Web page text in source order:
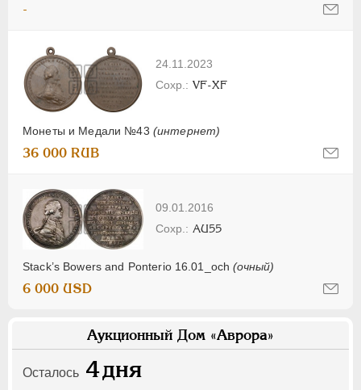
-
24.11.2023
Монеты и Медали №43 (интернет)
VF-XF
36 000 RUB
09.01.2016
Stack’s Bowers and Ponterio 16.01_och(очный)
AU55
6 000 USD
Аукционный Дом «Аврора»
Осталось 4дня